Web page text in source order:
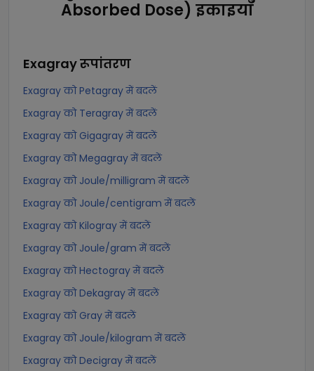
Absorbed Dose) इकाइयाँ
Exagrayरूपांतरण
Exagray को Petagray में बदलें
Exagray को Teragray में बदलें
Exagray को Gigagray में बदलें
Exagray को Megagray में बदलें
Exagray को Joule/milligram में बदलें
Exagray को Joule/centigram में बदलें
Exagray को Kilogray में बदलें
Exagray को Joule/gram में बदलें
Exagray को Hectogray में बदलें
Exagray को Dekagray में बदलें
Exagray को Gray में बदलें
Exagray को Joule/kilogram में बदलें
Exagray को Decigray में बदलें